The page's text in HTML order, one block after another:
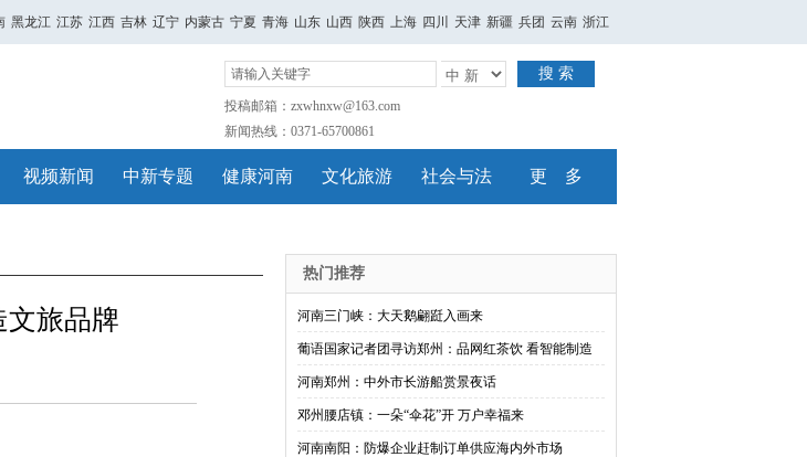
黑龙江 江苏 江西 吉林 辽宁 内蒙古 宁夏 青海 山东 山西 陕西 上海 四川 天津 新疆 兵团 云南 浙江
搜 索
投稿邮箱：zxwhnxw@163.com
新闻热线：0371-65700861
视频新闻 中新专题 健康河南 文化旅游 社会与法 更 多
文旅品牌
热门推荐
河南三门峡：大天鹅翩跹入画来
葡语国家记者团寻访郑州：品网红茶饮 看智能制造
河南郑州：中外市长游船赏景夜话
邓州腰店镇：一朵“伞花”开 万户幸福来
河南南阳：防爆企业赶制订单供应海内外市场